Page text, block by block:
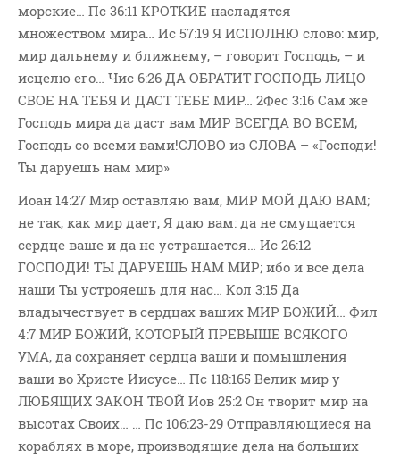
Поэзия
Притчи
Проповедь-Аудио
Проповедь-Видео
Размышления
Семинар "Второе
Пришествие ИХ"
Служителей
Служение
Цитата
морские… Пс 36:11 КРОТКИЕ насладятся
множеством мира… Ис 57:19 Я ИСПОЛНЮ слово: мир,
мир дальнему и ближнему, – говорит Господь, – и
исцелю его… Чис 6:26 ДА ОБРАТИТ ГОСПОДЬ ЛИЦО
СВОЕ НА ТЕБЯ И ДАСТ ТЕБЕ МИР… 2Фес 3:16 Сам же
Господь мира да даст вам МИР ВСЕГДА ВО ВСЕМ;
Господь со всеми вами!СЛОВО из СЛОВА – «Господи!
Ты даруешь нам мир»
Иоан 14:27 Мир оставляю вам, МИР МОЙ ДАЮ ВАМ;
не так, как мир дает, Я даю вам: да не смущается
сердце ваше и да не устрашается… Ис 26:12
ГОСПОДИ! ТЫ ДАРУЕШЬ НАМ МИР; ибо и все дела
наши Ты устрояешь для нас… Кол 3:15 Да
владычествует в сердцах ваших МИР БОЖИЙ… Фил
4:7 МИР БОЖИЙ, КОТОРЫЙ ПРЕВЫШЕ ВСЯКОГО
УМА, да сохраняет сердца ваши и помышления
ваши во Христе Иисусе… Пс 118:165 Велик мир у
ЛЮБЯЩИХ ЗАКОН ТВОЙ Иов 25:2 Он творит мир на
высотах Своих… … Пс 106:23-29 Отправляющиеся на
кораблях в море, производящие дела на больших